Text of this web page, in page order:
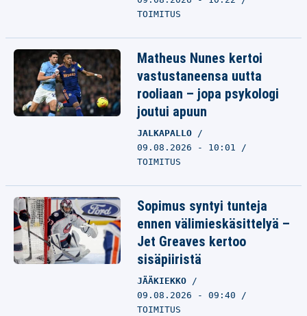
TOIMITUS
Matheus Nunes kertoi
vastustaneensa uutta
rooliaan – jopa psykologi
joutui apuun
JALKAPALLO
09.08.2026 - 10:01
TOIMITUS
Sopimus syntyi tunteja
ennen välimieskäsittelyä –
Jet Greaves kertoo
sisäpiiristä
JÄÄKIEKKO
09.08.2026 - 09:40
TOIMITUS